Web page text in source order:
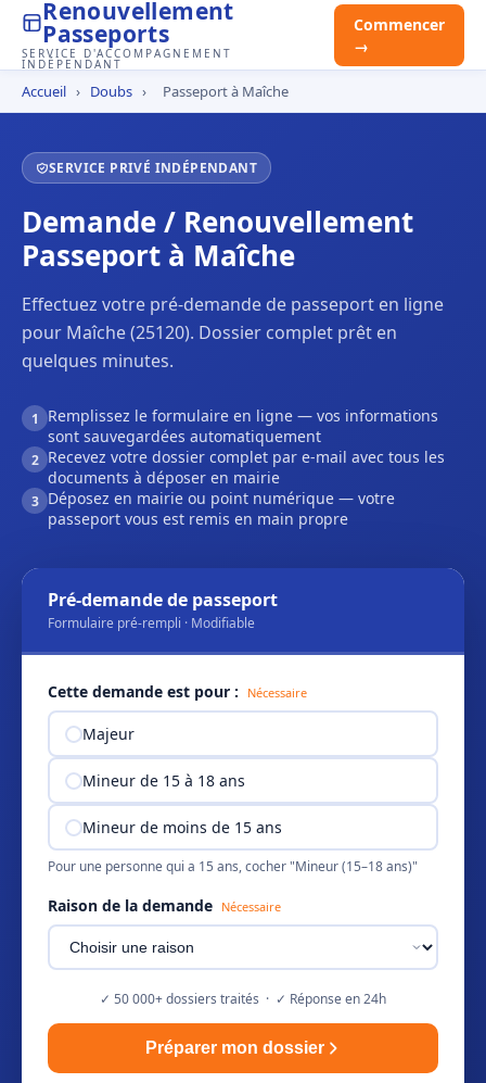
Renouvellement
Passeports
SERVICE D'ACCOMPAGNEMENT
INDÉPENDANT
Commencer
→
Accueil › Doubs › Passeport à Maîche
SERVICE PRIVÉ INDÉPENDANT
Demande / Renouvellement
Passeport à Maîche
Effectuez votre pré-demande de passeport en ligne
pour Maîche (25120). Dossier complet prêt en
quelques minutes.
1
Remplissez le formulaire en ligne — vos informations
sont sauvegardées automatiquement
2 Recevez votre dossier complet par e-mail avec tous les
documents à déposer en mairie
3 Déposez en mairie ou point numérique — votre
passeport vous est remis en main propre
Pré-demande de passeport
Formulaire pré-rempli · Modifiable
Cette demande est pour : Nécessaire
Majeur
Mineur de 15 à 18 ans
Mineur de moins de 15 ans
Pour une personne qui a 15 ans, cocher "Mineur (15–18 ans)"
Raison de la demande Nécessaire
✓ 50 000+ dossiers traités · ✓ Réponse en 24h
Préparer mon dossier